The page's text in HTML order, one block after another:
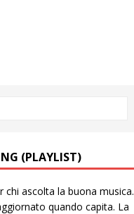
(PLAYLIST)
chi ascolta la buona musica.
quando capita. La